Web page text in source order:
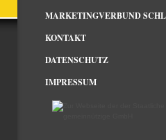
MARKETINGVERBUND
KONTAKT
DATENSCHUTZ
IMPRESSUM